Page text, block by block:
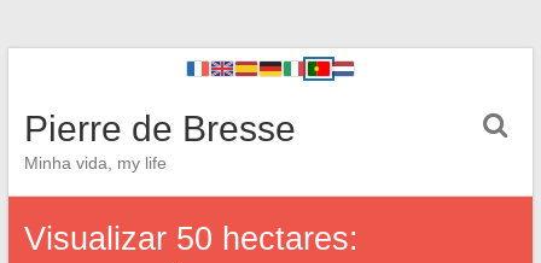
Pierre de Bresse
Minha vida, my life
Visualizar 50 hectares: